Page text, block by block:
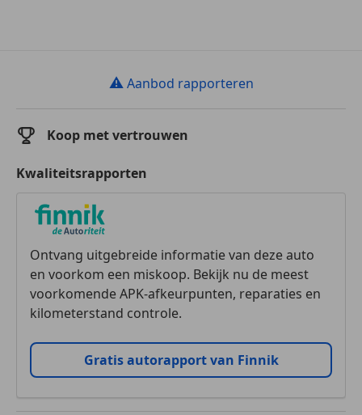
⚠ Aanbod rapporteren
Koop met vertrouwen
Kwaliteitsrapporten
Ontvang uitgebreide informatie van deze auto
en voorkom een miskoop. Bekijk nu de meest
voorkomende APK-afkeurpunten, reparaties en
kilometerstand controle.
Gratis autorapport van Finnik